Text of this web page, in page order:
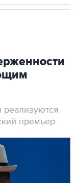
реализуются
премьер